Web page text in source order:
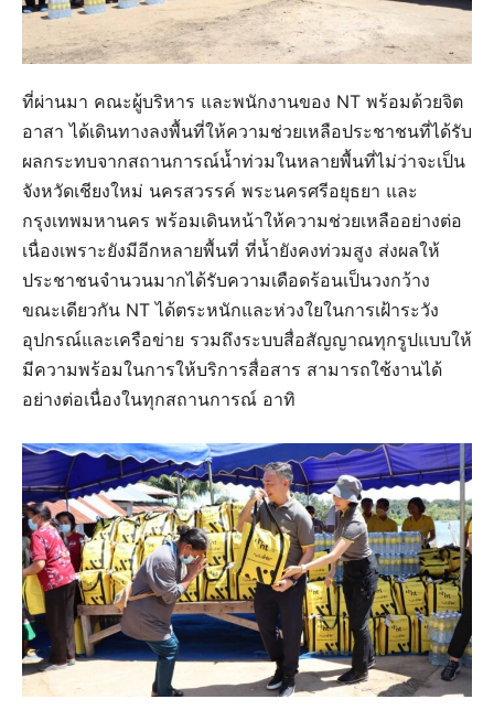
ที่ผ่านมา คณะผู้บริหาร และพนักงานของ NT พร้อมด้วยจิต
อาสา ได้เดินทางลงพื้นที่ให้ความช่วยเหลือประชาชนที่ได้รับ
ผลกระทบจากสถานการณ์น้ำท่วมในหลายพื้นที่ไม่ว่าจะเป็น
จังหวัดเชียงใหม่ นครสวรรค์ พระนครศรีอยุธยา และ
กรุงเทพมหานคร พร้อมเดินหน้าให้ความช่วยเหลืออย่างต่อ
เนื่องเพราะยังมีอีกหลายพื้นที่ ที่น้ำยังคงท่วมสูง ส่งผลให้
ประชาชนจำนวนมากได้รับความเดือดร้อนเป็นวงกว้าง
ขณะเดียวกัน NT ได้ตระหนักและห่วงใยในการเฝ้าระวัง
อุปกรณ์และเครือข่าย รวมถึงระบบสื่อสัญญาณทุกรูปแบบให้
มีความพร้อมในการให้บริการสื่อสาร สามารถใช้งานได้
อย่างต่อเนื่องในทุกสถานการณ์ อาทิ